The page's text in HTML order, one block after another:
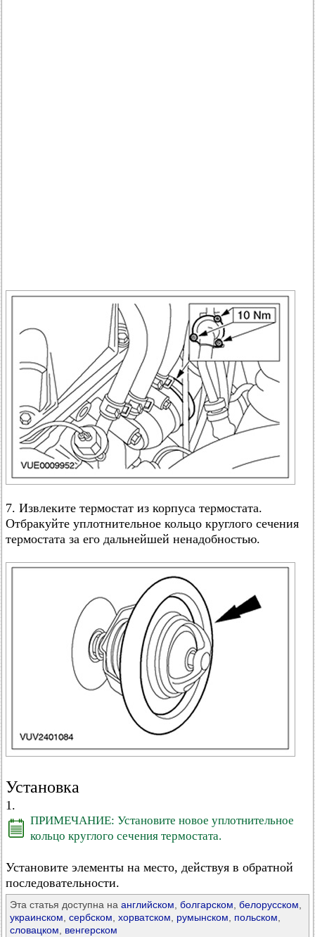
7. Извлеките термостат из корпуса термостата.
Отбракуйте уплотнительное кольцо круглого сечения
термостата за его дальнейшей ненадобностью.
Установка
1.
ПРИМЕЧАНИЕ: Установите новое уплотнительное
кольцо круглого сечения термостата.
Установите элементы на место, действуя в обратной
последовательности.
Эта статья доступна на английском болгарском белорусском
украинском сербском хорватском румынском польском
словацком
венгерском